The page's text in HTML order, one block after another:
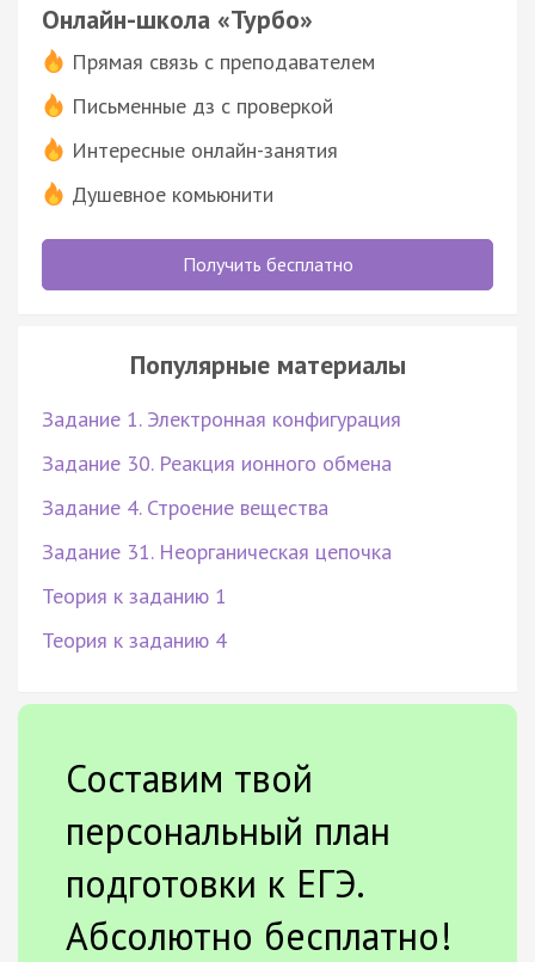
Онлайн-школа «Турбо»
Прямая связь с преподавателем
Письменные дз с проверкой
Интересные онлайн-занятия
Душевное комьюнити
Получить бесплатно
Популярные материалы
Задание 1. Электронная конфигурация
Задание 30. Реакция ионного обмена
Задание 4. Строение вещества
Задание 31. Неорганическая цепочка
Теория к заданию 1
Теория к заданию 4
Составим твой
персональный план
подготовки к ЕГЭ.
Абсолютно бесплатно!